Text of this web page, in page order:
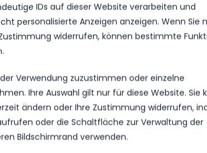
IDs auf dieser Website verarbeiten und
personalisierte Anzeigen anzeigen. Wenn Sie
widerrufen, können bestimmte
Verwendung zuzustimmen oder einzelne
Ihre Auswahl gilt nur für diese Website. Sie
ändern oder Ihre Zustimmung widerrufen,
oder die Schaltfläche zur Verwaltung der
Bildschirmrand verwenden.